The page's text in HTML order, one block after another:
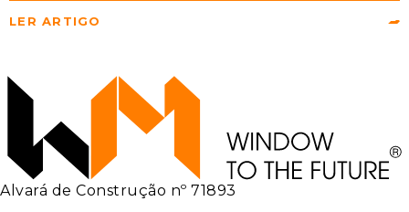
LER ARTIGO
Alvará de Construção nº 71893